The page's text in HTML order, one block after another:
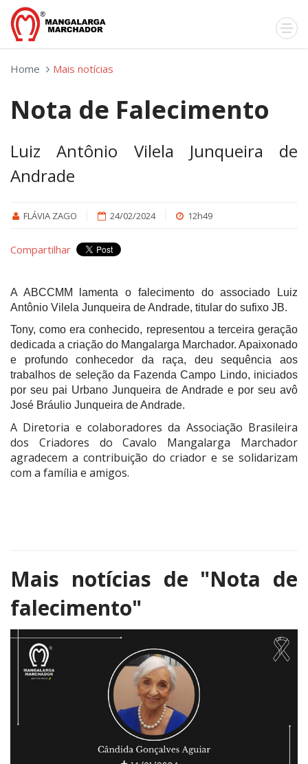
Home Mais notícias
Nota de Falecimento
Luiz Antônio Vilela Junqueira de
Andrade
FLÁVIA ZAGO 24/02/2024 12h49
Compartilhar
A ABCCMM lamenta o falecimento do associado Luiz
Antônio Vilela Junqueira de Andrade, titular do sufixo JB.
Tony, como era conhecido, representou a terceira geração
dedicada a criação do Mangalarga Marchador. Apaixonado
e profundo conhecedor da raça, deu sequência aos
trabalhos de seleção da Fazenda Campo Lindo, iniciados
por seu pai Urbano Junqueira de Andrade e por seu avô
José Bráulio Junqueira de Andrade.
A Diretoria e colaboradores da Associação Brasileira
dos Criadores do Cavalo Mangalarga Marchador
agradecem a contribuição do criador e se solidarizam
com a família e amigos.
Mais notícias de "Nota de
falecimento"